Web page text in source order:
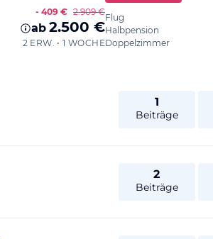
1
Beiträge
2
Beiträge